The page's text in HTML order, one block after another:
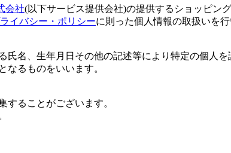
会社(以下サービス提供会社)の提供するショッピン
イバシー・ポリシーに則った個人情報の取扱いを行
氏名、生年月日その他の記述等により特定の個人
なるものをいいます。
することがございます。